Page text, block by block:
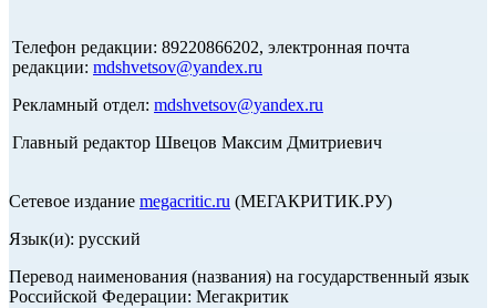
Телефон редакции: 89220866202, электронная почта
редакции: mdshvetsov@yandex.ru
Рекламный отдел: mdshvetsov@yandex.ru
Главный редактор Швецов Максим Дмитриевич
Сетевое издание megacritic.ru (МЕГАКРИТИК.РУ)
Язык(и): русский
Перевод наименования (названия) на государственный язык
Российской Федерации: Мегакритик